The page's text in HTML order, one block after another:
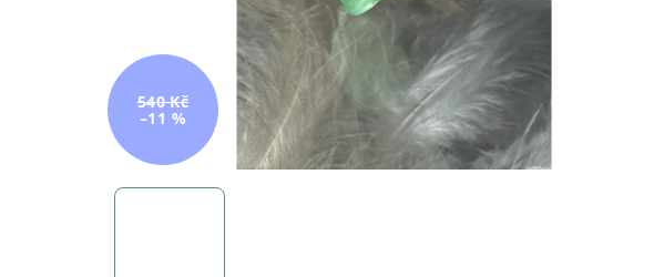
540 Kč
–11 %